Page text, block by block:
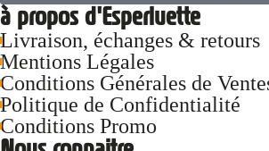
à propos d'Esperluette
Livraison, échanges & retours
Mentions Légales
Conditions Générales de
Politique de Confidentialité
Conditions Promo